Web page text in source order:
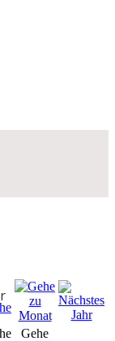
Gehe